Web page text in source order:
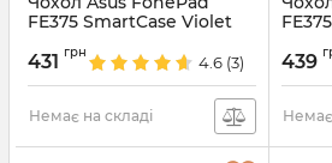
FE375 SmartCase Violet
431 грн
4.6 (3)
Немає на складі
439
Немає